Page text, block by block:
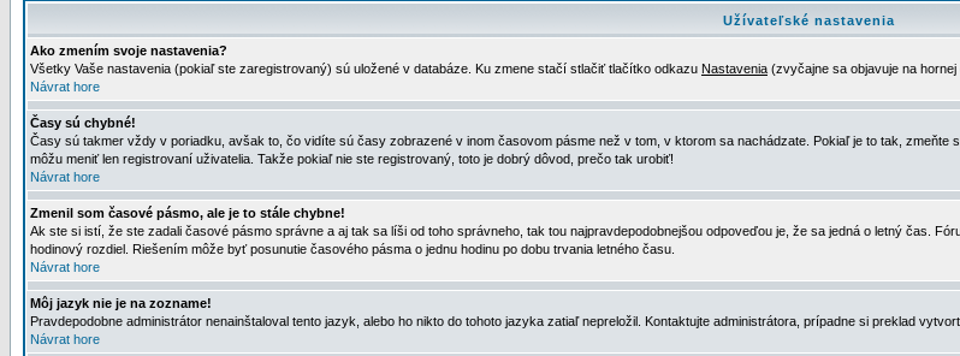
Užívateľské nastavenia
Ako zmením svoje nastavenia?
Všetky Vaše nastavenia (pokiaľ ste zaregistrovaný) sú uložené v databáze. Ku zmene stačí stlačiť tlačítko odkazu Nastavenia (zvyčajne sa objavuje na
Návrat hore
Časy sú chybné!
Časy sú takmer vždy v poriadku, avšak to, čo vidíte sú časy zobrazené v inom časovom pásme než v tom, v ktorom sa nachádzate. Pokiaľ je to tak,
môžu meniť len registrovaní uživatelia. Takže pokiaľ nie ste registrovaný, toto je dobrý dôvod, prečo tak urobiť!
Návrat hore
Zmenil som časové pásmo, ale je to stále chybne!
Ak ste si istí, že ste zadali časové pásmo správne a aj tak sa líši od toho správneho, tak tou najpravdepodobnejšou odpoveďou je, že sa jedná o letný čas.
hodinový rozdiel. Riešením môže byť posunutie časového pásma o jednu hodinu po dobu trvania letného času.
Návrat hore
Môj jazyk nie je na zozname!
Pravdepodobne administrátor nenainštaloval tento jazyk, alebo ho nikto do tohoto jazyka zatiaľ nepreložil. Kontaktujte administrátora, prípadne si preklad
Návrat hore